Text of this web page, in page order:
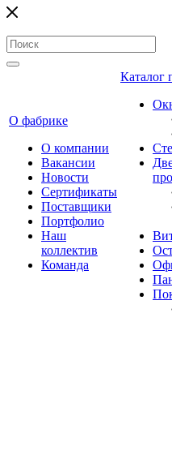
О фабрике
О компании
Вакансии
Новости
Сертификаты
Поставщики
Портфолио
Наш
коллектив
Команда
Каталог